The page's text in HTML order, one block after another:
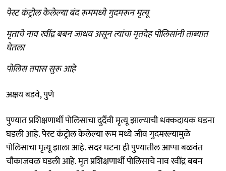
पेस्ट कंट्रोल केलेल्या बंद रूममध्ये गुदमरून मृत्यू
मृताचे नाव रवींद्र बबन जाधव असून त्यांचा मृतदेह पोलिसांनी ताब्यात
घेतला
पोलिस तपास सुरू आहे
अक्षय बडवे, पुणे
पुण्यात प्रशिक्षणार्थी पोलिसाचा दुर्दैवी मृत्यू झाल्याची धक्कदायक घडना
घडली आहे. पेस्ट कंट्रोल केलेल्या रूम मध्ये जीव गुदमरल्यामुळे
पोलिसाचा मृत्यू झाला आहे. सदर घटना ही पुण्यातील आप्पा बळवंत
चौकाजवळ घडली आहे. मृत प्रशिक्षणार्थी पोलिसाचे नाव रवींद्र बबन